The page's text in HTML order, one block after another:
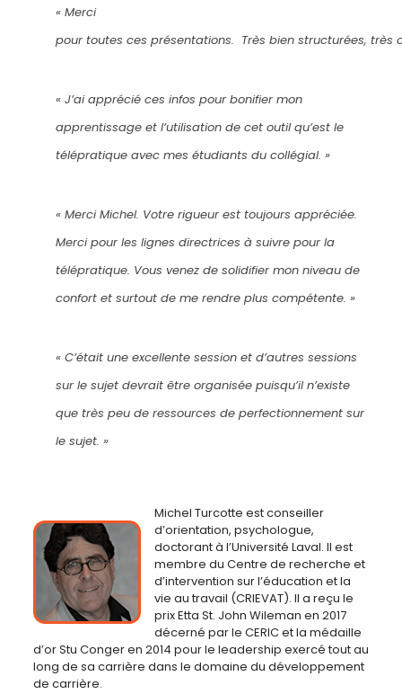
« Merci
pour toutes ces présentations. Très bien structurées, très
« J’ai apprécié ces infos pour bonifier mon
apprentissage et l’utilisation de cet outil qu’est le
télépratique avec mes étudiants du collégial. »
« Merci Michel. Votre rigueur est toujours appréciée.
Merci pour les lignes directrices à suivre pour la
télépratique. Vous venez de solidifier mon niveau de
confort et surtout de me rendre plus compétente. »
« C’était une excellente session et d’autres sessions
sur le sujet devrait être organisée puisqu’il n’existe
que très peu de ressources de perfectionnement sur
le sujet. »
Michel Turcotte est conseiller
d’orientation, psychologue,
doctorant à l’Université Laval. Il est
membre du Centre de recherche et
d’intervention sur l’éducation et la
vie au travail (CRIEVAT). Il a reçu le
prix Etta St. John Wileman en 2017
décerné par le CERIC et la médaille
d’or Stu Conger en 2014 pour le leadership exercé tout au
long de sa carrière dans le domaine du développement
de carrière.